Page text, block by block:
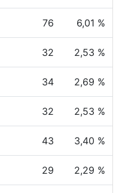
76 6,01 %
32 2,53 %
34 2,69 %
32 2,53 %
43 3,40 %
29 2,29 %